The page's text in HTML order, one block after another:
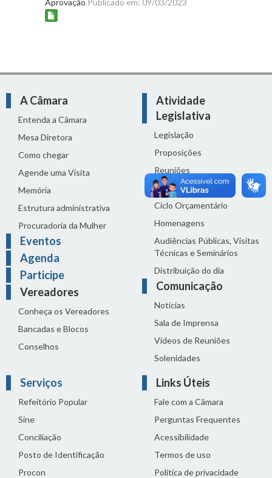
Aprovação Publicado em: 09/03/2023
A Câmara
Entenda a Câmara
Mesa Diretora
Como chegar
Agende uma Visita
Memória
Estrutura administrativa
Procuradoria da Mulher
Eventos
Agenda
Participe
Vereadores
Conheça os Vereadores
Bancadas e Blocos
Conselhos
Atividade
Legislativa
Legislação
Proposições
Reuniões
Comissões
Ciclo Orçamentário
Homenagens
Audiências Públicas, Visitas
Técnicas e Seminários
Distribuição do dia
Comunicação
Notícias
Sala de Imprensa
Vídeos de Reuniões
Solenidades
Serviços
Refeitório Popular
Sine
Conciliação
Posto de Identificação
Procon
Links Úteis
Fale com a Câmara
Perguntas Frequentes
Acessibilidade
Termos de uso
Política de privacidade